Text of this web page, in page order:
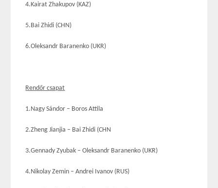
4.Kairat Zhakupov (KAZ)
5.Bai Zhidi (CHN)
6.Oleksandr Baranenko (UKR)
Rendőr csapat
1.Nagy Sándor – Boros Attila
2.Zheng Jianjia – Bai Zhidi (CHN
3.Gennady Zyubak – Oleksandr Baranenko (UKR)
4.Nikolay Zemin – Andrei Ivanov (RUS)